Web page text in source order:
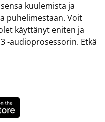
kuulemista ja
puhelimestaan. Voit
käyttänyt eniten ja
-audioprosessorin. Etkä